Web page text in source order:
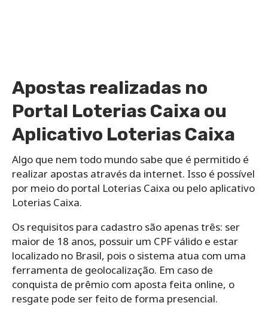
Apostas realizadas no
Portal Loterias Caixa ou
Aplicativo Loterias Caixa
Algo que nem todo mundo sabe que é permitido é
realizar apostas através da internet. Isso é possível
por meio do portal Loterias Caixa ou pelo aplicativo
Loterias Caixa.
Os requisitos para cadastro são apenas três: ser
maior de 18 anos, possuir um CPF válido e estar
localizado no Brasil, pois o sistema atua com uma
ferramenta de geolocalização. Em caso de
conquista de prêmio com aposta feita online, o
resgate pode ser feito de forma presencial.